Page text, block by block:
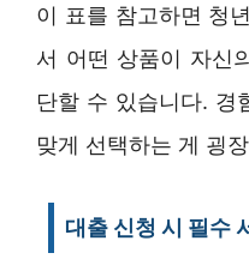
이 표를 참고하면 청
서 어떤 상품이 자신
단할 수 있습니다. 경
맞게 선택하는 게 굉
대출 신청 시 필수